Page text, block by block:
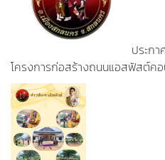
ประกา
โครงการก่อสร้างถนนแอสฟัสต์ค